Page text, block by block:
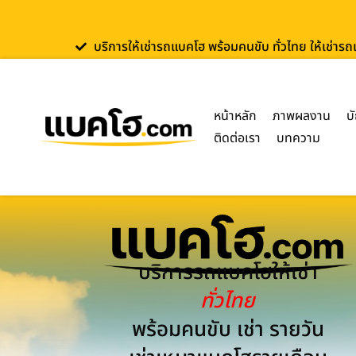
บริการให้เช่ารถแบคโฮ พร้อมคนขับ ทั่วไทย ให้เช่า
หน้าหลัก ภาพผลงาน
ติดต่อเรา
บทความ
บริการรถแบคโฮให้เช่า
ทั่วไทย
พร้อมคนขับ เช่า รายวัน